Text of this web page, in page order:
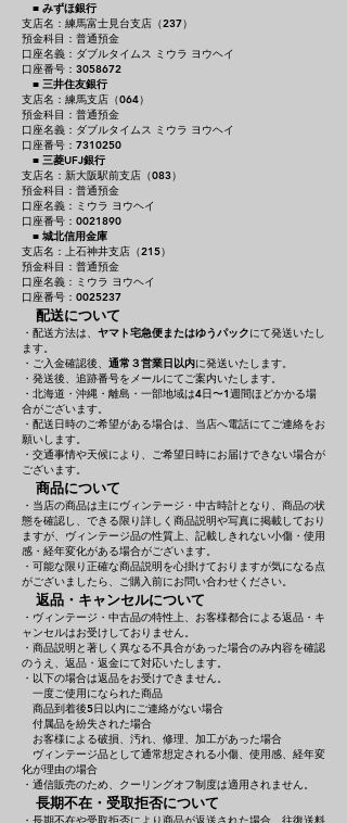
■ みずほ銀行
支店名：練馬富士見台支店（237）
預金科目：普通預金
口座名義：ダブルタイムス ミウラ ヨウヘイ
口座番号：3058672
■ 三井住友銀行
支店名：練馬支店（064）
預金科目：普通預金
口座名義：ダブルタイムス ミウラ ヨウヘイ
口座番号：7310250
■ 三菱UFJ銀行
支店名：新大阪駅前支店（083）
預金科目：普通預金
口座名義：ミウラ ヨウヘイ
口座番号：0021890
■ 城北信用金庫
支店名：上石神井支店（215）
預金科目：普通預金
口座名義：ミウラ ヨウヘイ
口座番号：0025237
配送について
・配送方法は、 ヤマト宅急便またはゆうパックにて発送いたし
ます。
・ご入金確認後、 通常３営業日以内に発送いたします。
・発送後、追跡番号をメールにてご案内いたします。
・北海道・沖縄・離島・一部地域は4日〜1週間ほどかかる場
合がございます。
・配送日時のご希望がある場合は、当店へ電話にてご連絡をお
願いします。
・交通事情や天候により、ご希望日時にお届けできない場合が
ございます。
商品について
・当店の商品は主にヴィンテージ・中古時計となり、商品の状
態を確認し、できる限り詳しく商品説明や写真に掲載しており
ますが、ヴィンテージ品の性質上、記載しきれない小傷・使用
感・経年変化がある場合がございます。
・可能な限り正確な商品説明を心掛けておりますが気になる点
がございましたら、ご購入前にお問い合わせください。
返品・キャンセルについて
・ヴィンテージ・中古品の特性上、お客様都合による返品・キ
ャンセルはお受けしておりません。
・商品説明と著しく異なる不具合があった場合のみ内容を確認
のうえ、返品・返金にて対応いたします。
・以下の場合は返品をお受けできません。
一度ご使用になられた商品
商品到着後5日以内にご連絡がない場合
付属品を紛失された場合
お客様による破損、汚れ、修理、加工があった場合
ヴィンテージ品として通常想定される小傷、使用感、経年変
化が理由の場合
・通信販売のため、クーリングオフ制度は適用されません。
長期不在・受取拒否について